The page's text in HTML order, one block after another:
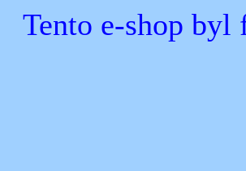
Tento e-shop byl